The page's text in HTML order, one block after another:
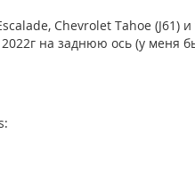
Chevrolet Tahoe (J61)
на заднюю ось (у меня